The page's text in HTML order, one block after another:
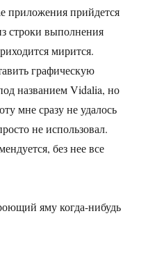
приложения прийдется
строки выполнения
мирится.
графическую
названием Vidalia, но
мне сразу не удалось
не использовал.
без нее все
яму когда-нибудь